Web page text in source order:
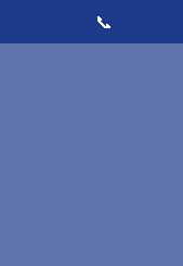
📞